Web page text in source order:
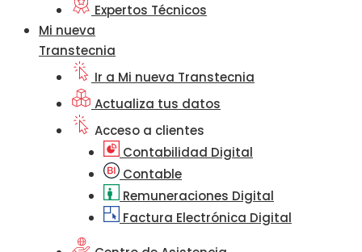
Expertos Técnicos
Mi nueva
Transtecnia
Ir a Mi nueva Transtecnia
Actualiza tus datos
Acceso a clientes
Contabilidad Digital
Contable
Remuneraciones Digital
Factura Electrónica Digital